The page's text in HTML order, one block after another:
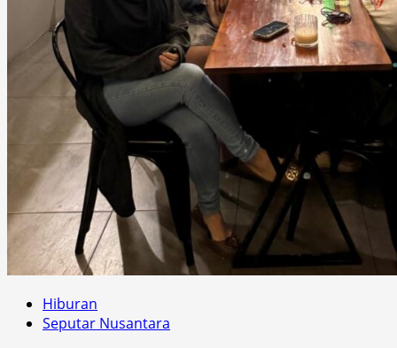
Hiburan
Seputar Nusantara